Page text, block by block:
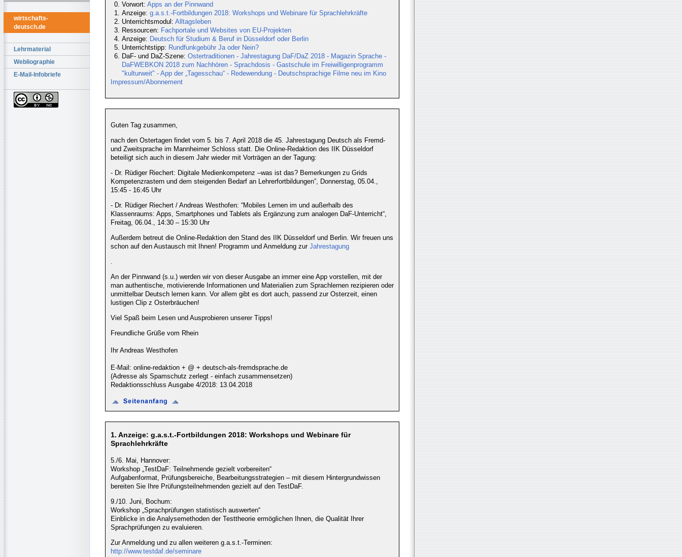
wirtschafts-
deutsch.de
Lehrmaterial
Webliographie
E-Mail-Infobriefe
Vorwort: Apps an der Pinnwand
Anzeige: g.a.s.t.-Fortbildungen 2018: Workshops und Webinare für Sprachlehrkräfte
Unterrichtsmodul: Alltagsleben
Ressourcen: Fachportale und Websites von EU-Projekten
Anzeige: Deutsch für Studium & Beruf in Düsseldorf oder Berlin
Unterrichtstipp: Rundfunkgebühr Ja oder Nein?
DaF- und DaZ-Szene: Ostertraditionen - Jahrestagung DaF/DaZ 2018 - Magazin Sprache -
DaFWEBKON 2018 zum Nachhören - Sprachdosis - Gastschule im Freiwilligenprogramm
"kulturweit" - App der „Tagesschau“ - Redewendung - Deutschsprachige Filme neu im Kino
Impressum/Abonnement
Guten Tag zusammen,
nach den Ostertagen findet vom 5. bis 7. April 2018 die 45. Jahrestagung Deutsch als Fremd-
und Zweitsprache im Mannheimer Schloss statt. Die Online-Redaktion des IIK Düsseldorf
beteiligt sich auch in diesem Jahr wieder mit Vorträgen an der Tagung:
- Dr. Rüdiger Riechert: Digitale Medienkompetenz –was ist das? Bemerkungen zu Grids
Kompetenzrastern und dem steigenden Bedarf an Lehrerfortbildungen”, Donnerstag, 05.04.,
15:45 - 16:45 Uhr
- Dr. Rüdiger Riechert / Andreas Westhofen: “Mobiles Lernen im und außerhalb des
Klassenraums: Apps, Smartphones und Tablets als Ergänzung zum analogen DaF-Unterricht“,
Freitag, 06.04., 14:30 – 15:30 Uhr
Außerdem betreut die Online-Redaktion den Stand des IIK Düsseldorf und Berlin. Wir freuen uns
schon auf den Austausch mit Ihnen! Programm und Anmeldung zur Jahrestagung
.
An der Pinnwand (s.u.) werden wir von dieser Ausgabe an immer eine App vorstellen, mit der
man authentische, motivierende Informationen und Materialien zum Sprachlernen rezipieren oder
unmittelbar Deutsch lernen kann. Vor allem gibt es dort auch, passend zur Osterzeit, einen
lustigen Clip z Osterbräuchen!
Viel Spaß beim Lesen und Ausprobieren unserer Tipps!
Freundliche Grüße vom Rhein
Ihr Andreas Westhofen
E-Mail: online-redaktion + @ + deutsch-als-fremdsprache.de
(Adresse als Spamschutz zerlegt - einfach zusammensetzen)
Redaktionsschluss Ausgabe 4/2018: 13.04.2018
1. Anzeige: g.a.s.t.-Fortbildungen 2018: Workshops und Webinare für
Sprachlehrkräfte
5./6. Mai, Hannover:
Workshop „TestDaF: Teilnehmende gezielt vorbereiten“
Aufgabenformat, Prüfungsbereiche, Bearbeitungsstrategien – mit diesem Hintergrundwissen
bereiten Sie Ihre Prüfungsteilnehmenden gezielt auf den TestDaF.
9./10. Juni, Bochum:
Workshop „Sprachprüfungen statistisch auswerten“
Einblicke in die Analysemethoden der Testtheorie ermöglichen Ihnen, die Qualität Ihrer
Sprachprüfungen zu evaluieren.
Zur Anmeldung und zu allen weiteren g.a.s.t.-Terminen:
http://www.testdaf.de/seminare